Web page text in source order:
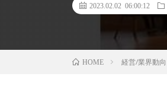
2023.02.02 06:00:12
HOME 経営/業界動向